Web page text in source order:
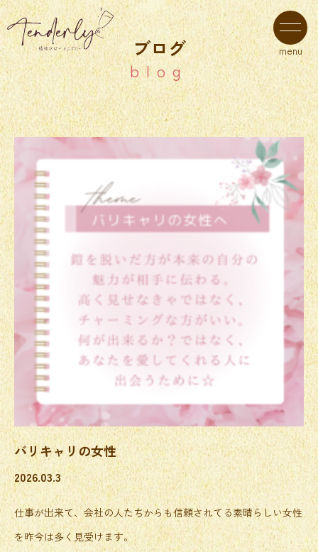
menu
ブログ
blog
バリキャリの女性
2026.03.3
仕事が出来て、会社の人たちからも信頼されてる素晴らしい女性
を昨今は多く見受けます。